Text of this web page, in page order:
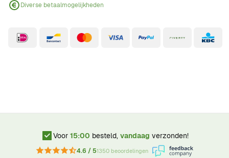
Diverse betaalmogelijkheden
Voor 15:00 besteld, vandaag verzonden!
4.6 / 51350 beoordelingen